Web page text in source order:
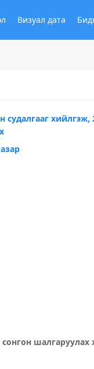
Визуал дата
судалгааг